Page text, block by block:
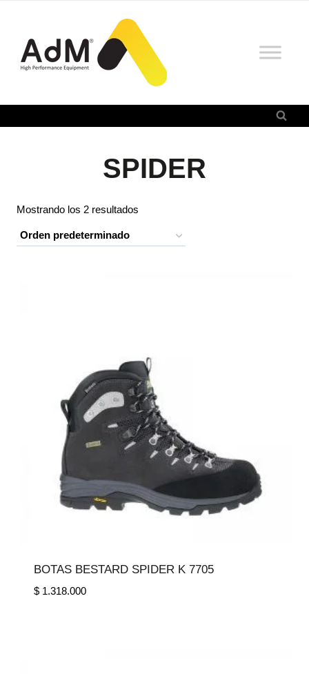
contenido
SPIDER
Mostrando los 2 resultados
BOTAS BESTARD SPIDER K 7705
$1.318.000